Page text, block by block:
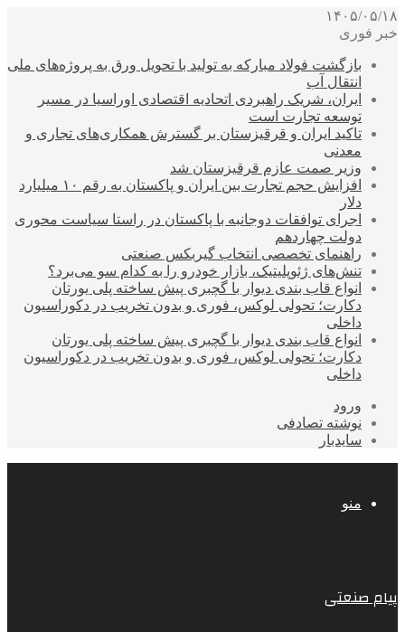
۱۴۰۵/۰۵/۱۸
خبر فوری
بازگشت فولاد مبارکه به تولید با تحویل ورق به پروژه‌های ملی
انتقال آب
ایران، شریک راهبردی اتحادیه اقتصادی اوراسیا در مسیر
توسعه تجارت است
تاکید ایران و قرقیزستان بر گسترش همکاری‌های تجاری و
معدنی
وزیر صمت عازم قرقیزستان شد
افزایش حجم تجارت بین ایران و پاکستان به رقم ۱۰ میلیارد
دلار
اجرای توافقات دوجانبه با پاکستان در راستا سیاست محوری
دولت چهاردهم
راهنمای تخصصی انتخاب گیربکس صنعتی
تنش‌های ژئوپلیتیک، بازار خودرو را به کدام سو می‌برد؟
انواع قاب بندی دیوار با گچبری پیش ساخته پلی یورتان
دکارت؛ تحولی لوکس، فوری و بدون تخریب در دکوراسیون
داخلی
انواع قاب بندی دیوار با گچبری پیش ساخته پلی یورتان
دکارت؛ تحولی لوکس، فوری و بدون تخریب در دکوراسیون
داخلی
ورود
نوشته تصادفی
سایدبار
منو
پیام صنعتی